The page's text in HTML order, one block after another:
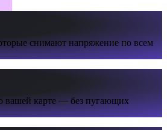
снимают напряжение по всем
вашей карте — без пугающих